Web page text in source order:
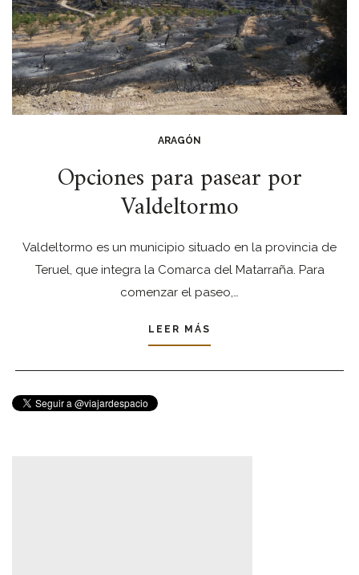
ARAGÓN
Opciones para pasear por
Valdeltormo
Valdeltormo es un municipio situado en la provincia de
Teruel, que integra la Comarca del Matarraña. Para
comenzar el paseo,…
LEER MÁS